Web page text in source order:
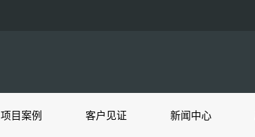
项目案例 客户见证 新闻中心